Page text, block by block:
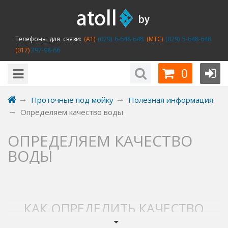
Телефоны для связи: (A1)(029) 6-648-648 (MTC)(029) 5-648-648
(017)397-98-66
0
Проточные под мойку
Полезная информация
Определяем качество воды
ОПРЕДЕЛЯЕМ КАЧЕСТВО
ВОДЫ
КАК ОПРЕДЕЛИТЬ КАЧЕСТВО
ПИТЬЕВОЙ ВОДЫ